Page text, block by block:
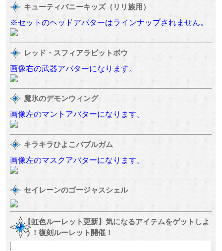
キューティバニーキッズ（リリ族用）
※セットのヘッドアバターはラインナップされません。
レッド・スフィアラビットボウ
画像右の武器アバターになります。
魔氷のデモンウィング
画像左のマントアバターになります。
キラキラひよこバブルガム
画像左のマスクアバターになります。
セイレーンのゴージャスシェル
【虹色ルーレット更新】気になるアイテムをゲットしよ
う！復刻ルーレット開催！